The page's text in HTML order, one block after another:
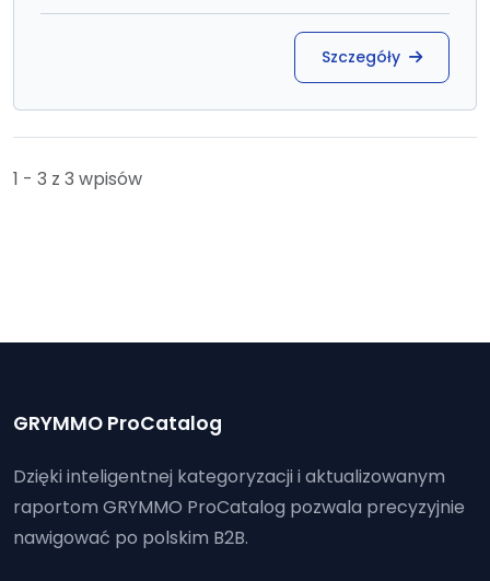
Szczegóły
1 - 3 z 3 wpisów
GRYMMO ProCatalog
Dzięki inteligentnej kategoryzacji i aktualizowanym
raportom GRYMMO ProCatalog pozwala precyzyjnie
nawigować po polskim B2B.